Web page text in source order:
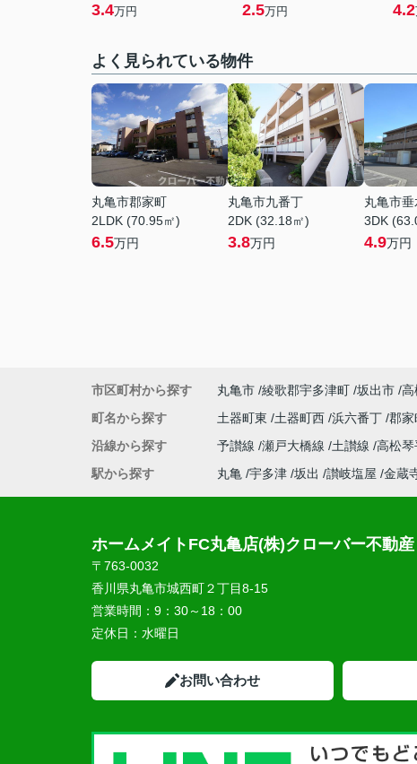
3.4万円 2.5万円 4.2
よく見られている物件
丸亀市郡家町
2LDK (70.95㎡)
6.5万円
丸亀市九番丁
2DK (32.18㎡)
3.8万円
丸亀市
3DK
4.9万円
市区町村から探す 丸亀市 綾歌郡宇多津町 坂出市 高
町名から探す
土器町東 土器町西 浜六番丁 郡家
沿線から探す
予讃線 瀬戸大橋線 土讃線 高松琴
駅から探す
丸亀 宇多津 坂出 讃岐塩屋 金蔵
ホームメイトFC丸亀店(株)クローバー不動産
〒763-0032
香川県丸亀市城西町２丁目8-15
営業時間： 9：30～18：00
定休日： 水曜日
お問い合わせ